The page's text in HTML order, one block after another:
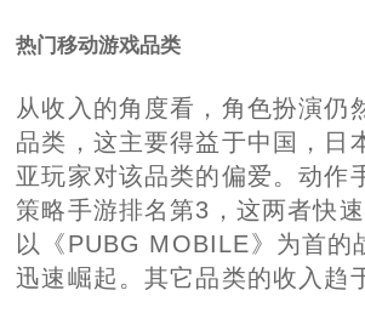
热门移动游戏品类
从收入的角度看，角色扮演仍
品类，这主要得益于中国，日
亚玩家对该品类的偏爱。动作
策略手游排名第3，这两者快
以《PUBG MOBILE》为首的
迅速崛起。其它品类的收入趋